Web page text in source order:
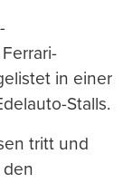
in einer
Stalls.
tritt und